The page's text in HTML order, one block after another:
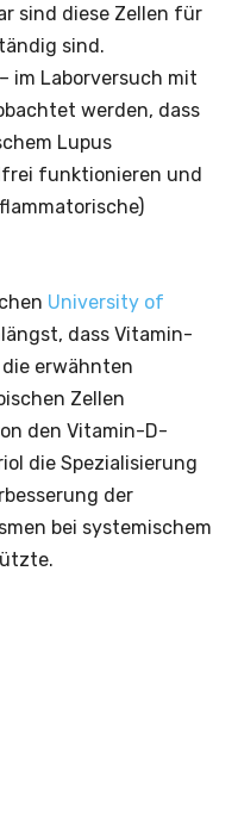
sind diese Zellen für
sind.
im Laborversuch mit
werden, dass
Lupus
funktionieren und
University of
dass Vitamin-
erwähnten
Zellen
den Vitamin-D-
die Spezialisierung
der
bei systemischem